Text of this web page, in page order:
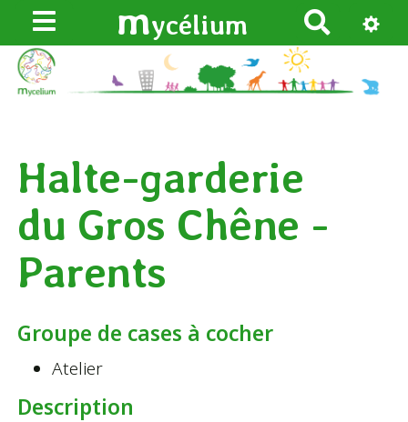
mycélium
e
c
h
Halte-garderie
du Gros Chêne -
Parents
Groupe de cases à cocher
Atelier
Description